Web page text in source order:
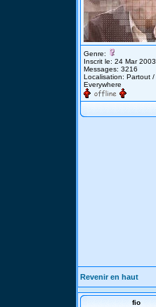
Genre:
Inscrit le: 24 Mar 2003
Messages: 3216
Localisation: Partout /
Everywhere
Revenir en haut
fio